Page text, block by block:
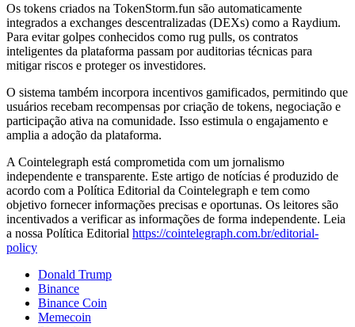
Os tokens criados na TokenStorm.fun são automaticamente
integrados a exchanges descentralizadas (DEXs) como a Raydium.
Para evitar golpes conhecidos como rug pulls, os contratos
inteligentes da plataforma passam por auditorias técnicas para
mitigar riscos e proteger os investidores.
O sistema também incorpora incentivos gamificados, permitindo que
usuários recebam recompensas por criação de tokens, negociação e
participação ativa na comunidade. Isso estimula o engajamento e
amplia a adoção da plataforma.
A Cointelegraph está comprometida com um jornalismo
independente e transparente. Este artigo de notícias é produzido de
acordo com a Política Editorial da Cointelegraph e tem como
objetivo fornecer informações precisas e oportunas. Os leitores são
incentivados a verificar as informações de forma independente. Leia
a nossa Política Editorial https://cointelegraph.com.br/editorial-
policy
Donald Trump
Binance
Binance Coin
Memecoin